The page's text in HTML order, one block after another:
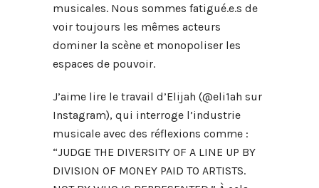
musicales. Nous sommes fatigué.e.s de
voir toujours les mêmes acteurs
dominer la scène et monopoliser les
espaces de pouvoir.
J’aime lire le travail d’Elijah (@eli1ah sur
Instagram), qui interroge l’industrie
musicale avec des réflexions comme :
“JUDGE THE DIVERSITY OF A LINE UP BY
DIVISION OF MONEY PAID TO ARTISTS.